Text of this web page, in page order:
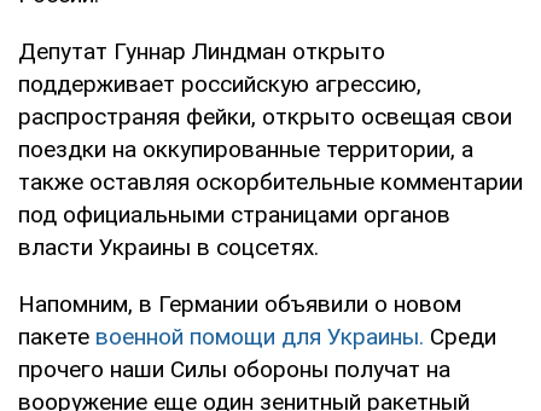
Депутат Гуннар Линдман открыто
поддерживает российскую агрессию,
распространяя фейки, открыто освещая свои
поездки на оккупированные территории, а
также оставляя оскорбительные комментарии
под официальными страницами органов
власти Украины в соцсетях.
Напомним, в Германии объявили о новом
пакете военной помощи для Украины. Среди
прочего наши Силы обороны получат на
вооружение еще один зенитный ракетный